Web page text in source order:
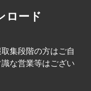
ロード
集段階の方はご自
な営業等はござい